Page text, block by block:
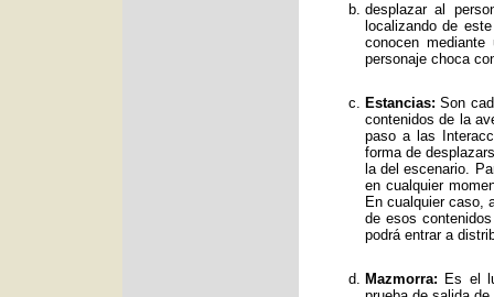
desplazar al
localizando de
conocen
personaje choca
Estancias: Son
contenidos de la
paso a las
forma de
la del escenario.
en cualquier
En cualquier caso,
de esos
podrá entrar a
Mazmorra: Es el